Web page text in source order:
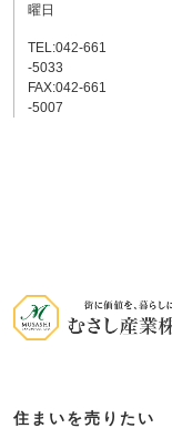
曜日
TEL:042-661
-5033
FAX:042-661
-5007
住まいを売りたい